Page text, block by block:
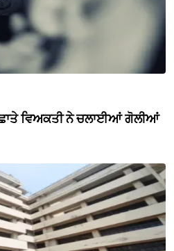
ਵਿਅਕਤੀ ਨੇ ਚਲਾਈਆਂ ਗੋਲੀਆਂ